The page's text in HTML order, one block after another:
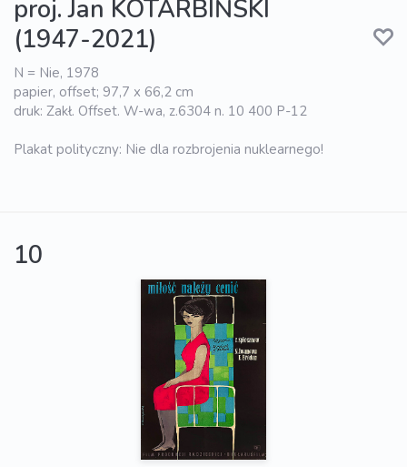
proj. Jan KOTARBIŃSKI
(1947-2021)
N = Nie, 1978
papier, offset; 97,7 x 66,2 cm
druk: Zakł. Offset. W-wa, z.6304 n. 10 400 P-12
Plakat polityczny: Nie dla rozbrojenia nuklearnego!
10